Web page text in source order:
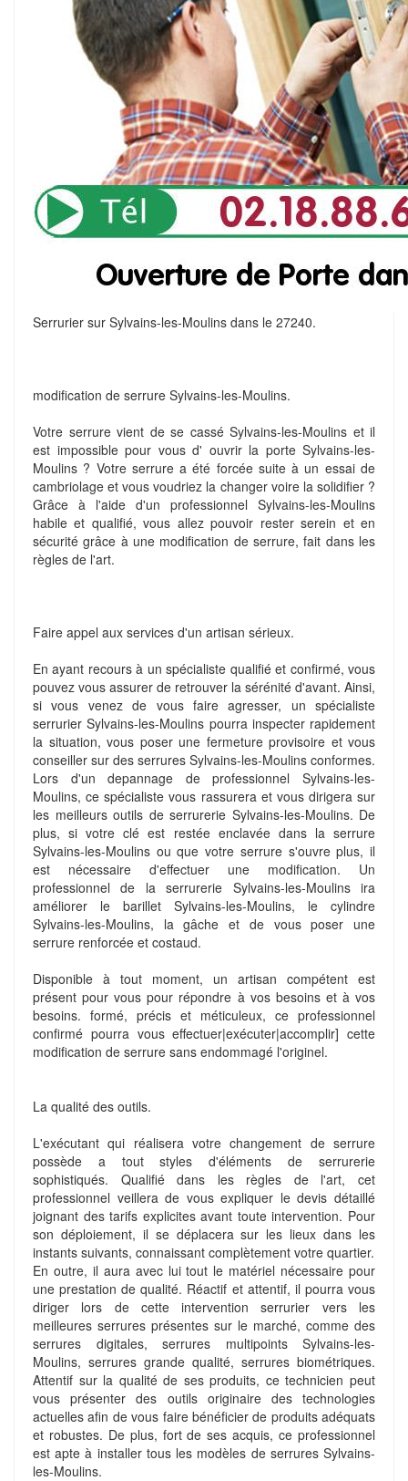
Serrurier sur Sylvains-les-Moulins dans le 27240.
modification de serrure Sylvains-les-Moulins.
Votre serrure vient de se cassé Sylvains-les-Moulins et il
est impossible pour vous d' ouvrir la porte Sylvains-les-
Moulins ? Votre serrure a été forcée suite à un essai de
cambriolage et vous voudriez la changer voire la solidifier ?
Grâce à l'aide d'un professionnel Sylvains-les-Moulins
habile et qualifié, vous allez pouvoir rester serein et en
sécurité grâce à une modification de serrure, fait dans les
règles de l'art.
Faire appel aux services d'un artisan sérieux.
En ayant recours à un spécialiste qualifié et confirmé, vous
pouvez vous assurer de retrouver la sérénité d'avant. Ainsi,
si vous venez de vous faire agresser, un spécialiste
serrurier Sylvains-les-Moulins pourra inspecter rapidement
la situation, vous poser une fermeture provisoire et vous
conseiller sur des serrures Sylvains-les-Moulins conformes.
Lors d'un depannage de professionnel Sylvains-les-
Moulins, ce spécialiste vous rassurera et vous dirigera sur
les meilleurs outils de serrurerie Sylvains-les-Moulins. De
plus, si votre clé est restée enclavée dans la serrure
Sylvains-les-Moulins ou que votre serrure s'ouvre plus, il
est nécessaire d'effectuer une modification. Un
professionnel de la serrurerie Sylvains-les-Moulins ira
améliorer le barillet Sylvains-les-Moulins, le cylindre
Sylvains-les-Moulins, la gâche et de vous poser une
serrure renforcée et costaud.
Disponible à tout moment, un artisan compétent est
présent pour vous pour répondre à vos besoins et à vos
besoins. formé, précis et méticuleux, ce professionnel
confirmé pourra vous effectuer|exécuter|accomplir] cette
modification de serrure sans endommagé l'originel.
La qualité des outils.
L'exécutant qui réalisera votre changement de serrure
possède a tout styles d'éléments de serrurerie
sophistiqués. Qualifié dans les règles de l'art, cet
professionnel veillera de vous expliquer le devis détaillé
joignant des tarifs explicites avant toute intervention. Pour
son déploiement, il se déplacera sur les lieux dans les
instants suivants, connaissant complètement votre quartier.
En outre, il aura avec lui tout le matériel nécessaire pour
une prestation de qualité. Réactif et attentif, il pourra vous
diriger lors de cette intervention serrurier vers les
meilleures serrures présentes sur le marché, comme des
serrures digitales, serrures multipoints Sylvains-les-
Moulins, serrures grande qualité, serrures biométriques.
Attentif sur la qualité de ses produits, ce technicien peut
vous présenter des outils originaire des technologies
actuelles afin de vous faire bénéficier de produits adéquats
et robustes. De plus, fort de ses acquis, ce professionnel
est apte à installer tous les modèles de serrures Sylvains-
les-Moulins.